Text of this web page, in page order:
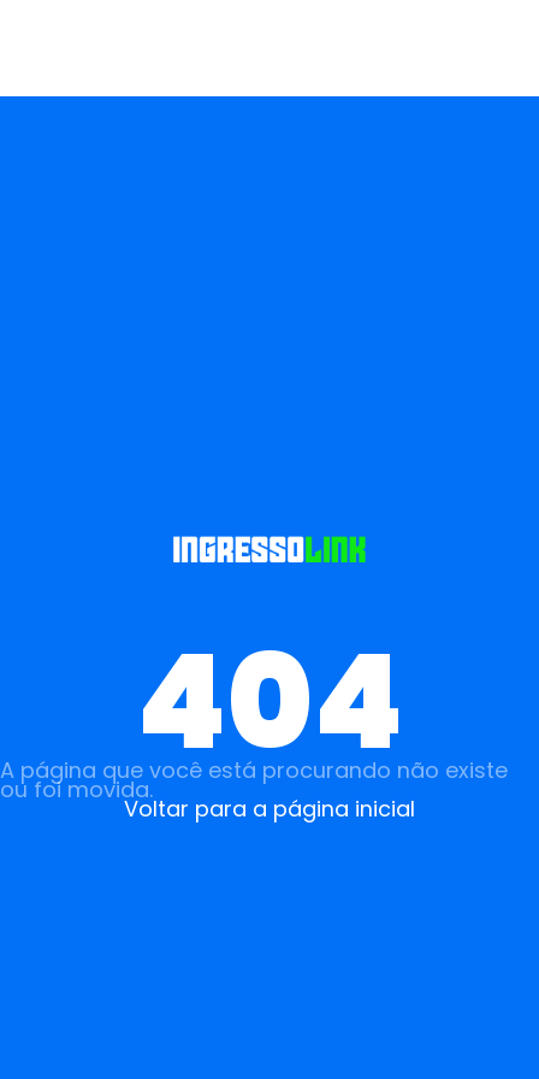
404
A página que você está procurando não existe
ou foi movida.
Voltar para a página inicial